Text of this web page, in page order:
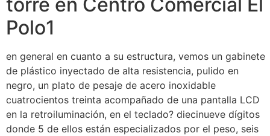
Polo1
en general en cuanto a su estructura, vemos un gabinete
de plástico inyectado de alta resistencia, pulido en
negro, un plato de pesaje de acero inoxidable
cuatrocientos treinta acompañado de una pantalla LCD
en la retroiluminación, en el teclado? diecinueve dígitos
donde 5 de ellos están especializados por el peso, seis